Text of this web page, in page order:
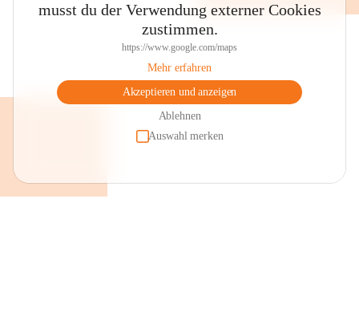
musst du der Verwendung externer Cookies
zustimmen.
https://www.google.com/maps
Mehr erfahren
Akzeptieren und anzeigen
Ablehnen
Auswahl merken